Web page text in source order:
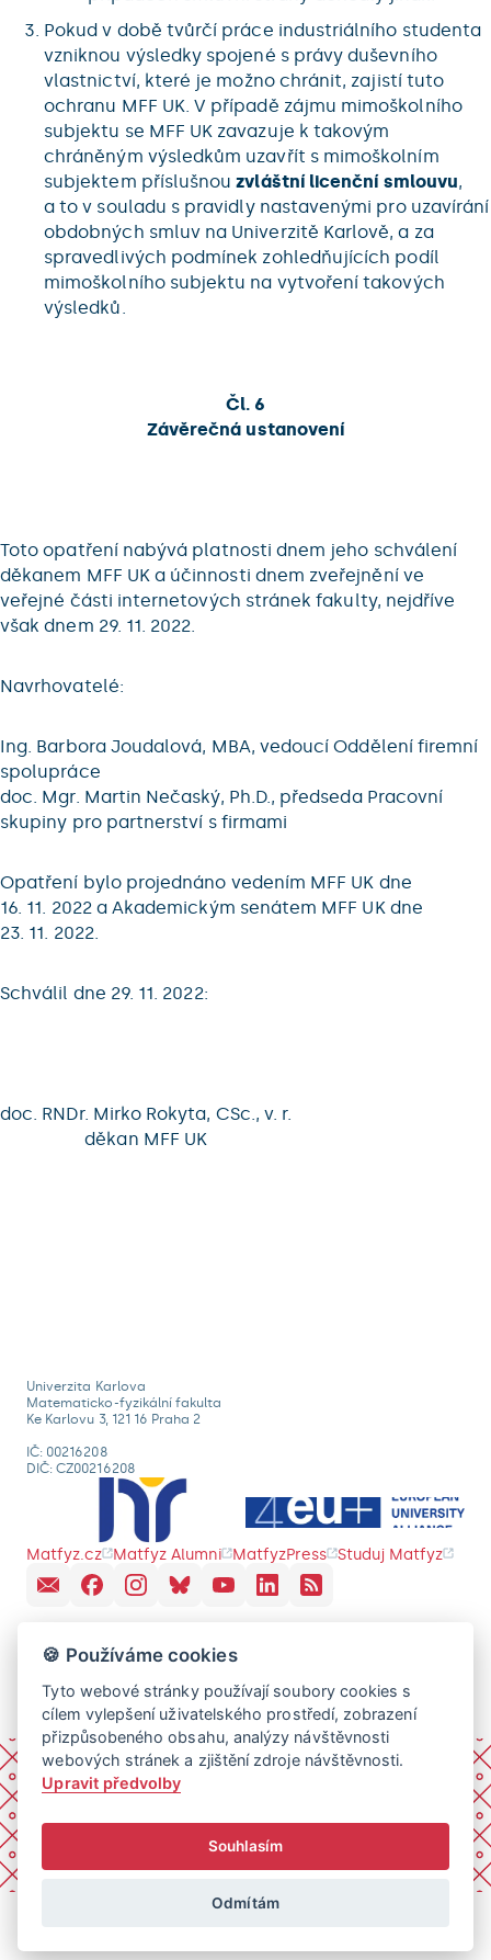
Pokud v době tvůrčí práce industriálního studenta
vzniknou výsledky spojené s právy duševního
vlastnictví, které je možno chránit, zajistí tuto
ochranu MFF UK. V případě zájmu mimoškolního
subjektu se MFF UK zavazuje k takovým
chráněným výsledkům uzavřít s mimoškolním
subjektem příslušnouzvláštní licenční smlouvu,
a to v souladu s pravidly nastavenými pro uzavírání
obdobných smluv na Univerzitě Karlově, a za
spravedlivých podmínek zohledňujících podíl
mimoškolního subjektu na vytvoření takových
výsledků.
Čl. 6
Závěrečná ustanovení
Toto opatření nabývá platnosti dnem jeho schválení
děkanem MFF UK a účinnosti dnem zveřejnění ve
veřejné části internetových stránek fakulty, nejdříve
však dnem 29. 11. 2022.
Navrhovatelé:
Ing. Barbora Joudalová, MBA, vedoucí Oddělení firemní
spolupráce
doc. Mgr. Martin Nečaský, Ph.D., předseda Pracovní
skupiny pro partnerství s firmami
Opatření bylo projednáno vedením MFF UK dne
16. 11. 2022 a Akademickým senátem MFF UK dne
23. 11. 2022.
Schválil dne 29. 11. 2022:
doc. RNDr. Mirko Rokyta, CSc., v. r.
děkan MFF UK
Univerzita Karlova
Matematicko-fyzikální fakulta
Ke Karlovu 3, 121 16 Praha 2
IČ: 00216208
DIČ: CZ00216208
Matfyz.cz Matfyz Alumni MatfyzPress Studuj Matfyz
🍪 Používáme cookies
Tyto webové stránky používají soubory cookies s
cílem vylepšení uživatelského prostředí, zobrazení
přizpůsobeného obsahu, analýzy návštěvnosti
webových stránek a zjištění zdroje návštěvnosti.
Upravit předvolby
Souhlasím
Odmítám